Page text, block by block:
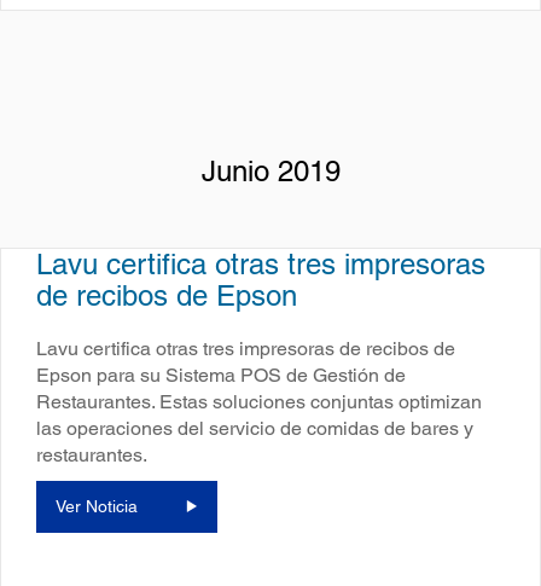
Junio 2019
Lavu certifica otras tres impresoras
de recibos de Epson
Lavu certifica otras tres impresoras de recibos de
Epson para su Sistema POS de Gestión de
Restaurantes. Estas soluciones conjuntas optimizan
las operaciones del servicio de comidas de bares y
restaurantes.
Ver Noticia